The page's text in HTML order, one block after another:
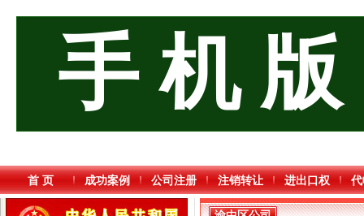
手 机 版
首 页 成功案例 公司注册 注销转让 进出口权